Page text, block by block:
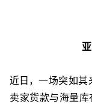
近日， 一场突如其
卖家货款与海量库